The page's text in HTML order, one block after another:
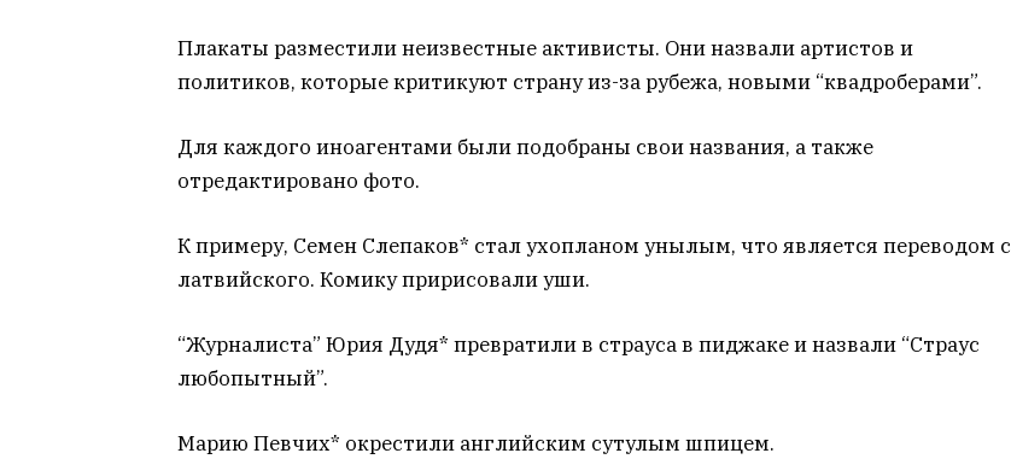
Плакаты разместили неизвестные активисты. Они назвали артистов и
политиков, которые критикуют страну из-за рубежа, новыми “квадроберами”.
Для каждого иноагентами были подобраны свои названия, а также
отредактировано фото.
К примеру, Семен Слепаков* стал ухопланом унылым, что является переводом с
латвийского. Комику пририсовали уши.
“Журналиста” Юрия Дудя* превратили в страуса в пиджаке и назвали “Страус
любопытный”.
Марию Певчих* окрестили английским сутулым шпицем.